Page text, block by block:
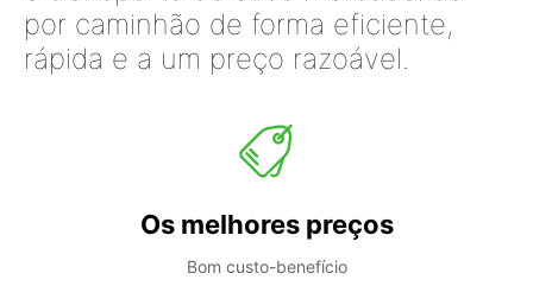
por caminhão de forma eficiente,
rápida e a um preço razoável.
Os melhores preços
Bom custo-benefício